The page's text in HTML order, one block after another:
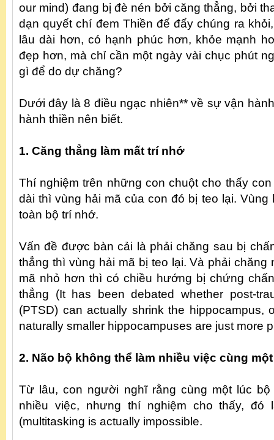
our mind) đang bị đè nén bởi căng thẳng, bởi
dạn quyết chí đem Thiền để đẩy chúng ra
lâu dài hơn, có hạnh phúc hơn, khỏe mạnh
đẹp hơn, mà chỉ cần một ngày vài chục phút
gì để do dự chăng?
Dưới đây là 8 điều ngạc nhiên** về sự vận
hành thiền nên biết.
1. Căng thẳng làm mất trí nhớ
Thí nghiệm trên những con chuột cho thấy
dài thì vùng hải mã của con đó bị teo lại. Vùng
toàn bộ trí nhớ.
Vấn đề được bàn cải là phải chăng sau bị
thẳng thì vùng hải mã bị teo lại. Và phải
mã nhỏ hơn thì có chiều hướng bị chứng
thẳng (It has been debated whether post-
(PTSD) can actually shrink the hippocampus,
naturally smaller hippocampuses are just more
2. Não bộ không thể làm nhiều việc cùng
Từ lâu, con người nghĩ rằng cùng một lúc
nhiều việc, nhưng thí nghiệm cho thấy, đó
(multitasking is actually impossible.